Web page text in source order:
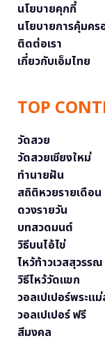
นโยบายคุกกี้
นโยบายการคุ้มค
ติดต่อเรา
เกี่ยวกับเอ็มไทย
TOP
วัดสวย
วัดสวยเชียงใหม่
ทำนายฝัน
สถิติหวยรายเดือน
ดวงรายวัน
บทสวดมนต์
วิธีบนไอ้ไข่
ไหว้ท้าวเวสสุวรรณ
วิธีไหว้วัดแขก
วอลเปเปอร์พระแ
วอลเปเปอร์ ฟรี
สีมงคล